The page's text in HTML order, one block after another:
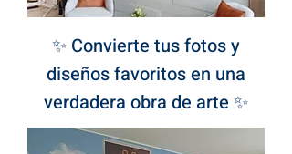
✨ Convierte tus fotos y
diseños favoritos en una
verdadera obra de arte ✨